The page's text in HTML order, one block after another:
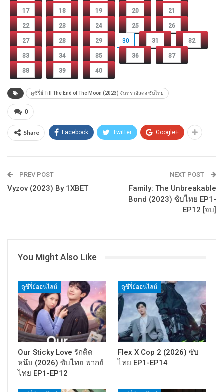
17 18 19 20 21
22 23 24 25 26
27 28 29 30 31 32
33 34 35 36 37
38 39 40
ดูซีรี่ย์ Till The End of The Moon (2023) จันทราอัสดง ซับไทย
0
Share Facebook Twitter Google+
PREV POST
Vyzov (2023) By 1XBET
NEXT POST
Family: The Unbreakable
Bond (2023) ซับไทย EP1-
EP12 [จบ]
You Might Also Like
ดูซีรี่ย์ออนไลน์
Our Sticky Love รักติด
หนึบ (2026) ซับไทย พากย์
ไทย EP1-EP12
ดูซีรี่ย์ออนไลน์
Flex X Cop 2 (2026) ซับ
ไทย EP1-EP14